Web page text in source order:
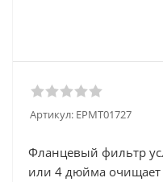
Артикул: EPMT01727
Фланцевый фильтр
или 4 дюйма очищает